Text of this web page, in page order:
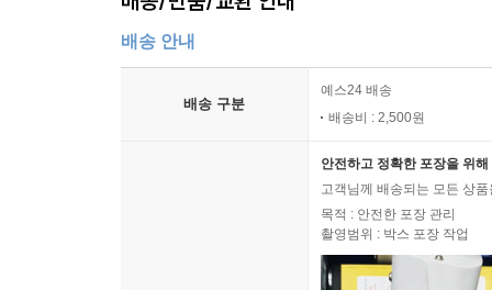
배송 안내
배송 구분
예스24 배송
배송비 : 2,500원
안전하고 정확한 포장을 위
고객님께 배송되는 모든 상
목적 : 안전한 포장 관리
촬영범위 : 박스 포장 작업